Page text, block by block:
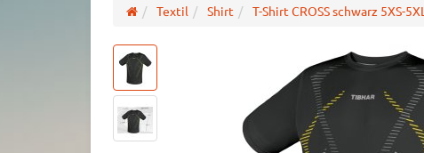
Textil Shirt T-Shirt CROSS schwarz 5XS-5XL